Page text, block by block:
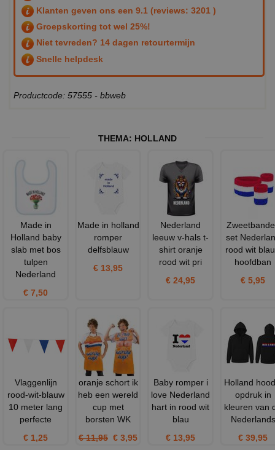
Klanten geven ons een 9.1 (reviews: 3201 )
Groepskorting tot wel 25%!
Niet tevreden? 14 dagen retourtermijn
Snelle helpdesk
Productcode: 57555 - bbweb
THEMA: HOLLAND
Made in
Holland baby
slab met bos
tulpen
Nederland
€ 7,50
Made in holland
romper
delfsblauw
€ 13,95
Nederland
leeuw v-hals t-
shirt oranje
rood wit pri
€ 24,95
set
rood wit
hoofdban
€ 5,95
Vlaggenlijn
rood-wit-blauw
10 meter lang
perfecte
€ 1,25
oranje schort ik
heb een wereld
cup met
borsten WK
€ 11,95 € 3,95
Baby romper i
love Nederland
hart in rood wit
blau
€ 13,95
Holland
opdruk in
kleuren van
Nederlands
€ 39,95